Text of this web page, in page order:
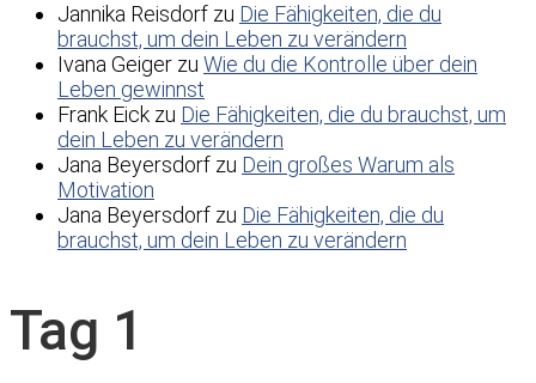
Jannika Reisdorf zu Die Fähigkeiten, die du
brauchst, um dein Leben zu verändern
Ivana Geiger zu Wie du die Kontrolle über dein
Leben gewinnst
Frank Eick zu Die Fähigkeiten, die du brauchst, um
dein Leben zu verändern
Jana Beyersdorf zu Dein großes Warum als
Motivation
Jana Beyersdorf zu Die Fähigkeiten, die du
brauchst, um dein Leben zu verändern
Tag 1